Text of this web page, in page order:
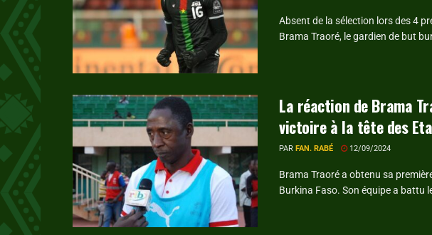
Absent de la sélection lors des 4
Brama Traoré, le gardien de but
La réaction de Brama
victoire à la tête des
PAR FAN. RABÉ 12/09/2024
Brama Traoré a obtenu sa
Burkina Faso. Son équipe a battu